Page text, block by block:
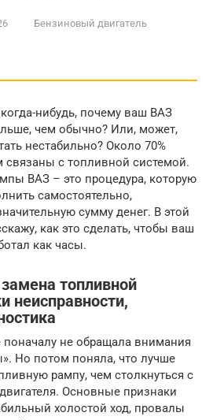
Бензиновый двигатель
нибудь, почему ваш ВАЗ
чем обычно? Или, может,
нестабильно? Около 70%
связаны с топливной системой.
ВАЗ – это процедура, которую
самостоятельно,
сумму денег. В этой
как это сделать, чтобы ваш
как часы.
топливной
неисправности,
поначалу не обращала внимания
Но потом поняла, что лучше
рампу, чем столкнуться с
Основные признаки
холостой ход, провалы